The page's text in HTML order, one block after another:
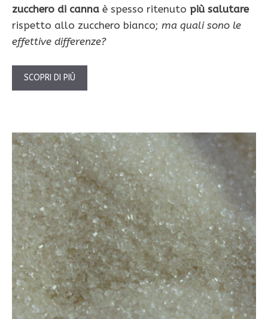
zucchero di canna è spesso ritenuto più salutare
rispetto allo zucchero bianco; ma quali sono le
effettive differenze?
SCOPRI DI PIÙ